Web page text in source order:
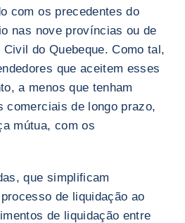
com os precedentes do
nas nove províncias ou de
do Quebeque. Como tal,
que aceitem esses
a menos que tenham
comerciais de longo prazo,
mútua, com os
que simplificam
de liquidação ao
de liquidação entre